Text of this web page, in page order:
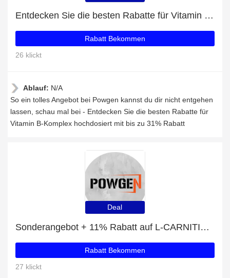
Entdecken Sie die besten Rabatte für Vitamin B-Komplex hochdosiert mit bis zu 31% Rabatt
Rabatt Bekommen
26 klickt
Ablauf: N/A
So ein tolles Angebot bei Powgen kannst du dir nicht entgehen
lassen, schau mal bei - Entdecken Sie die besten Rabatte für
Vitamin B-Komplex hochdosiert mit bis zu 31% Rabatt
Deal
Sonderangebot + 11% Rabatt auf L-CARNITINE MAX POWER
Rabatt Bekommen
27 klickt